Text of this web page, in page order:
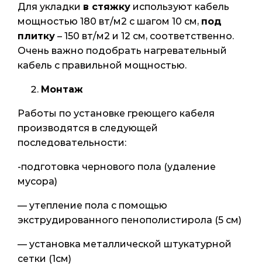
Для укладки в стяжку используют кабель
мощностью 180 вт/м2 с шагом 10 см, под
плитку – 150 вт/м2 и 12 см, соответственно.
Очень важно подобрать нагревательный
кабель с правильной мощностью.
Монтаж
Работы по установке греющего кабеля
производятся в следующей
последовательности:
-подготовка чернового пола (удаление
мусора)
— утепление пола с помощью
экструдированного пенополистирола (5 см)
— установка металлической штукатурной
сетки (1см)